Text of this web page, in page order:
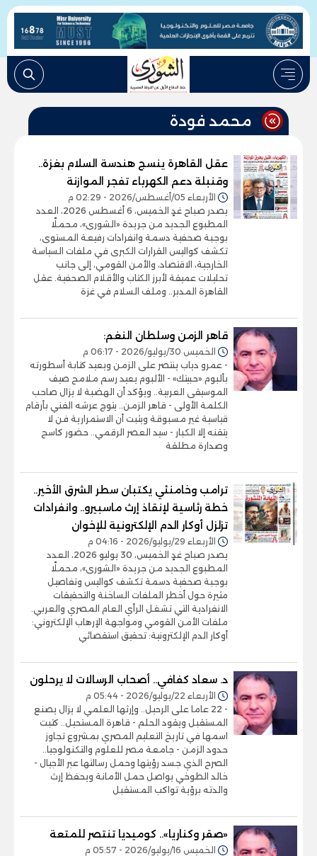
محمد فودة
عقل القاهرة ينسج هندسة السلام بغزة..
وقنبلة دعم الكهرباء تفجر الموازنة
الأربعاء 05/أغسطس/2026 - 02:29 م
يصدر صباح غدٍ الخميس، 6 أغسطس 2026، العدد
المطبوع الجديد من جريدة «الشورى»، محملًا
بوجبة صحفية دسمة وانفرادات رفيعة المستوى،
تكشف كواليس القرارات الكبرى في ملفات السياسة
الخارجية، الاقتصاد، والأمن القومي، إلى جانب
تحليلات عميقة لأبرز الكتاب والأقلام الصحفية. عقل
القاهرة المدبر.. وملف السلام في غزة
قاهر الزمن وسلطان النغم:
الخميس 30/يوليو/2026 - 06:17 م
- عمرو دياب ينتصر على الزمن ويعيد كتابة أسطورته
بألبوم «حبيتك» - الألبوم يعيد رسم ملامح صيف
الموسيقى العربية.. ويؤكد أن الهضبة لا يزال صاحب
الكلمة الأولى - قاهر الزمن.. يتوج عرشه الفني بأرقام
قياسية غير مسبوقة ويثبت أن الاستمرارية فن لا
يتقنه إلا الكبار - ​سيد العصر الرقمي.. حضور كاسح
وصدارة مطلقة
ترامب وخامنئي يكتبان سطر الشرق الأخير..
خطة رئاسية لإنقاذ إرث ماسبيرو.. وانفرادات
تزلزل أوكار الدم الإلكترونية للإخوان
الأربعاء 29/يوليو/2026 - 04:16 م
يصدر صباح غدٍ الخميس، 30 يوليو 2026، العدد
المطبوع الجديد من جريدة «الشورى»، محملًا
بوجبة صحفية دسمة تكشف كواليس وتفاصيل
مثيرة حول أخطر الملفات الساخنة والتحقيقات
الانفرادية التي تشغل الرأي العام المصري والعربي.
ملفات الأمن القومي ومواجهة الإرهاب الإلكتروني:
أوكار الدم الإلكترونية: تحقيق استقصائي
د. سعاد كفافي.. أصحاب الرسالات لا يرحلون
الأربعاء 22/يوليو/2026 - 05:44 م
- 22 عاما على الرحيل.. وإرثها العلمي لا يزال يصنع
المستقبل ويقود الحلم - قاهرة المستحيل.. كتبت
اسمها في تاريخ التعليم المصري بمشروع تجاوز
حدود الزمن - جامعة مصر للعلوم والتكنولوجيا..
الصرح الذي جسد رؤيتها وحمل رسالتها عبر الأجيال -
خالد الطوخي يواصل حمل الأمانة ويحفظ إرث
والدته برؤية تواكب المستقبل
«صقر وكناريا».. كوميديا تنتصر للمتعة
الخميس 16/يوليو/2026 - 05:57 م